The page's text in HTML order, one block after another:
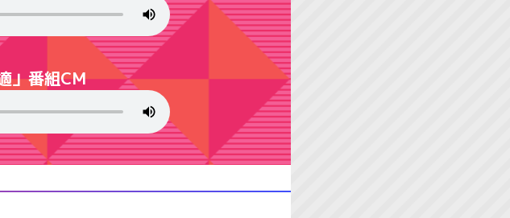
」番組CM